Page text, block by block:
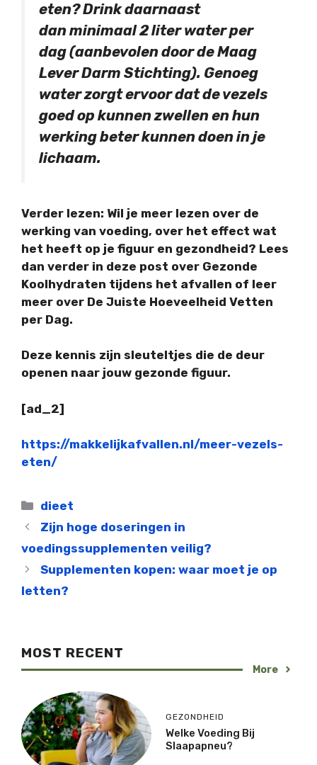
eten? Drink daarnaast
danminimaal 2 liter waterper
dag (aanbevolen door de Maag
Lever Darm Stichting). Genoeg
water zorgt ervoor dat de vezels
goed op kunnen zwellen en hun
werking beter kunnen doen in je
lichaam.
Verder lezen: Wil je meer lezen over de
werking van voeding, over het effect wat
het heeft op je figuur en gezondheid? Lees
dan verder in deze post over Gezonde
Koolhydraten tijdens het afvallen of leer
meer over De Juiste Hoeveelheid Vetten
per Dag.
Deze kennis zijn sleuteltjes die de deur
openen naar jouw gezonde figuur.
[ad_2]
https://makkelijkafvallen.nl/meer-vezels-
eten/
Categorieën
dieet
Zijn hoge doseringen in
voedingssupplementen veilig?
Supplementen kopen: waar moet je op
letten?
MOST RECENT
More
GEZONDHEID
Welke Voeding Bij
Slaapapneu?